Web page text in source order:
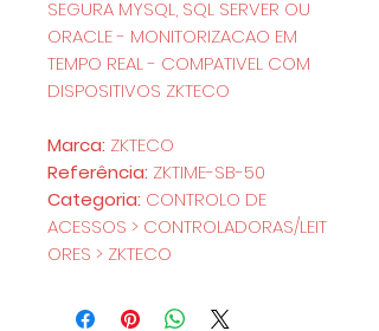
SEGURA MYSQL, SQL SERVER OU
ORACLE - MONITORIZACAO EM
TEMPO REAL - COMPATIVEL COM
DISPOSITIVOS ZKTECO
Marca: ZKTECO
Referência: ZKTIME-SB-50
Categoria: CONTROLO DE
ACESSOS > CONTROLADORAS/LEIT
ORES > ZKTECO